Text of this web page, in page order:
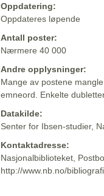
Oppdatering:
Oppdateres løpende
Antall poster:
Nærmere 40 000
Andre opplysninger:
Mange av postene
emneord. Enkelte
Datakilde:
Senter for Ibsen-studier,
Kontaktadresse:
Nasjonalbiblioteket,
http://www.nb.no/